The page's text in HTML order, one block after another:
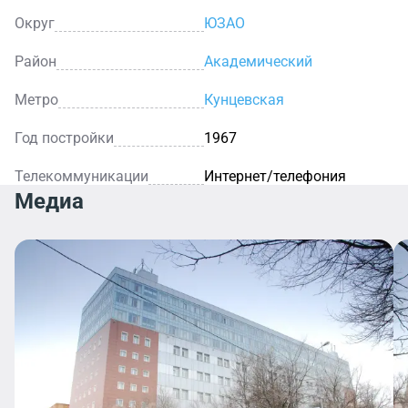
Округ ЮЗАО
Район Академический
Метро Кунцевская
Год постройки 1967
Телекоммуникации Интернет/телефония
Медиа